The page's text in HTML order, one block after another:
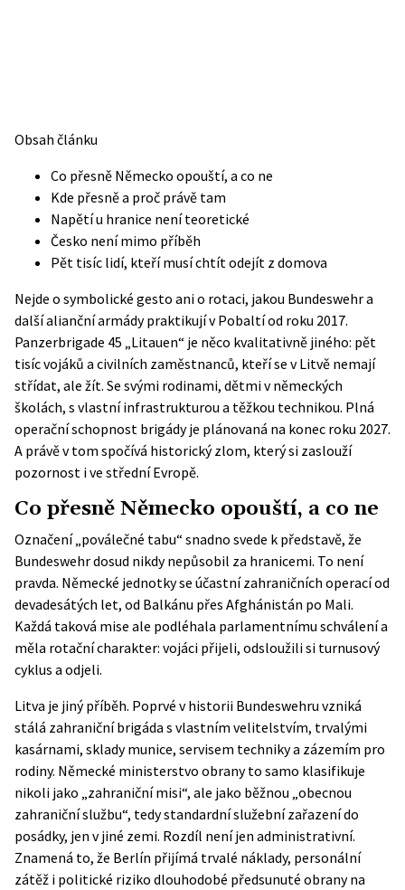
Obsah článku
Co přesně Německo opouští, a co ne
Kde přesně a proč právě tam
Napětí u hranice není teoretické
Česko není mimo příběh
Pět tisíc lidí, kteří musí chtít odejít z domova
Nejde o symbolické gesto ani o rotaci, jakou Bundeswehr a
další alianční armády praktikují v Pobaltí od roku 2017.
Panzerbrigade 45 „Litauen“ je něco kvalitativně jiného: pět
tisíc vojáků a civilních zaměstnanců, kteří se v Litvě nemají
střídat, ale žít. Se svými rodinami, dětmi v německých
školách, s vlastní infrastrukturou a těžkou technikou. Plná
operační schopnost brigády je plánovaná na konec roku 2027.
A právě v tom spočívá historický zlom, který si zaslouží
pozornost i ve střední Evropě.
Co přesně Německo opouští, a co ne
Označení „poválečné tabu“ snadno svede k představě, že
Bundeswehr dosud nikdy nepůsobil za hranicemi. To není
pravda. Německé jednotky se účastní zahraničních operací od
devadesátých let, od Balkánu přes Afghánistán po Mali.
Každá taková mise ale podléhala parlamentnímu schválení a
měla rotační charakter: vojáci přijeli, odsloužili si turnusový
cyklus a odjeli.
Litva je jiný příběh. Poprvé v historii Bundeswehru vzniká
stálá zahraniční brigáda s vlastním velitelstvím, trvalými
kasárnami, sklady munice, servisem techniky a zázemím pro
rodiny. Německé ministerstvo obrany to samo klasifikuje
nikoli jako „zahraniční misi“, ale jako běžnou „obecnou
zahraniční službu“, tedy standardní služební zařazení do
posádky, jen v jiné zemi. Rozdíl není jen administrativní.
Znamená to, že Berlín přijímá trvalé náklady, personální
zátěž i politické riziko dlouhodobé předsunuté obrany na